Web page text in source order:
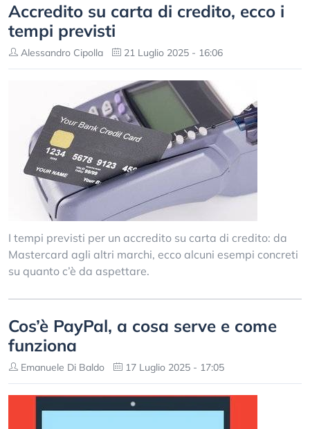
Accredito su carta di credito, ecco i
tempi previsti
Alessandro Cipolla 21 Luglio 2025 - 16:06
I tempi previsti per un accredito su carta di credito: da
Mastercard agli altri marchi, ecco alcuni esempi concreti
su quanto c’è da aspettare.
Cos’è PayPal, a cosa serve e come
funziona
Emanuele Di Baldo 17 Luglio 2025 - 17:05